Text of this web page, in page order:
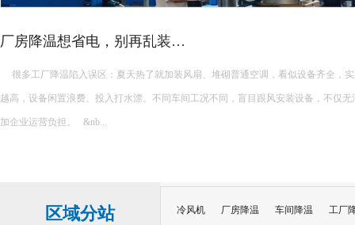
厂房降温想省电，别再乱装…
很多工厂降温陷入误区：夏天热了就加装风扇、堆砌普通空调，看似设备齐全，
越高，设备闲置浪费、投入打水漂。不同车间工况不同，盲目跟风安装设备，不仅
加企业运营负担。 &nb...
区域分站 冷风机 厂房降温 车间降温 工厂